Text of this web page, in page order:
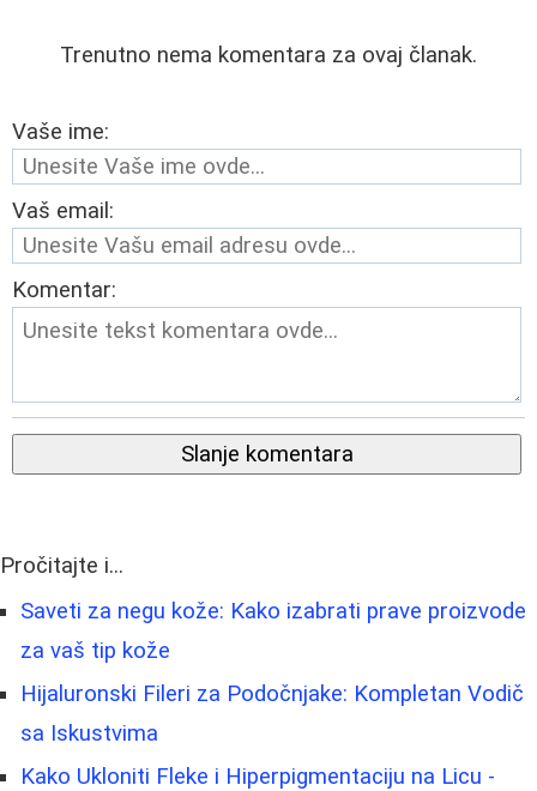
Trenutno nema komentara za ovaj članak.
Vaše ime:
Vaš email:
Komentar:
Slanje komentara
Pročitajte i...
Saveti za negu kože: Kako izabrati prave proizvode
za vaš tip kože
Hijaluronski Fileri za Podočnjake: Kompletan Vodič
sa Iskustvima
Kako Ukloniti Fleke i Hiperpigmentaciju na Licu -